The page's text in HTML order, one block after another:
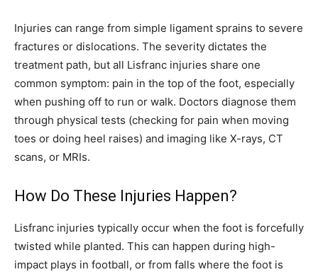
Injuries can range from simple ligament sprains to severe
fractures or dislocations. The severity dictates the
treatment path, but all Lisfranc injuries share one
common symptom: pain in the top of the foot, especially
when pushing off to run or walk. Doctors diagnose them
through physical tests (checking for pain when moving
toes or doing heel raises) and imaging like X-rays, CT
scans, or MRIs.
How Do These Injuries Happen?
Lisfranc injuries typically occur when the foot is forcefully
twisted while planted. This can happen during high-
impact plays in football, or from falls where the foot is